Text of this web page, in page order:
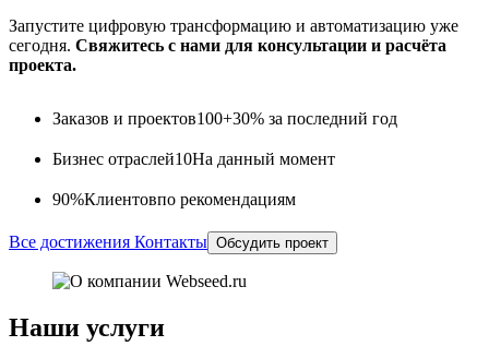
Запустите цифровую трансформацию и автоматизацию уже
сегодня. Свяжитесь с нами для консультации и расчёта
проекта.
Заказов и проектов100+30% за последний год
Бизнес отраслей10На данный момент
90%Клиентовпо рекомендациям
Все достижения Контакты Обсудить проект
Наши услуги